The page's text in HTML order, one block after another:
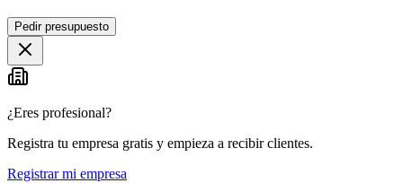
+
−
Pedir presupuesto
¿Eres profesional?
Registra tu empresa gratis y empieza a recibir clientes.
Registrar mi empresa